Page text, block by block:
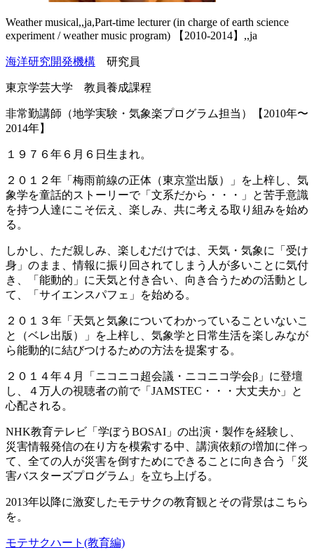
Weather musical,,ja,Part-time lecturer (in charge of earth science
experiment / weather music program) 【2010-2014】,,ja
海洋研究開発機構 研究員
東京学芸大学 教員養成課程
非常勤講師（地学実験・気象楽プログラム担当）【2010年〜
2014年】
１９７６年６月６日生まれ。
２０１２年「梅雨前線の正体（東京堂出版）」を上梓し、気
象学を童話的ストーリーで「文系だから・・・」と苦手意識
を持つ人達にこそ伝え、楽しみ、共に考える取り組みを始め
る。
しかし、ただ親しみ、楽しむだけでは、天気・気象に「受け
身」のまま、情報に振り回されてしまう人が多いことに気付
き、「能動的」に天気と付き合い、向き合うための活動とし
て、「サイエンスパフェ」を始める。
２０１３年「天気と気象についてわかっていることいないこ
と（ベレ出版）」を上梓し、気象学と日常生活を楽しみなが
ら能動的に結びつけるための方法を提案する。
２０１４年４月「ニコニコ超会議・ニコニコ学会β」に登壇
し、４万人の視聴者の前で「JAMSTEC・・・大丈夫か」と
心配される。
NHK教育テレビ「学ぼうBOSAI」の出演・製作を経験し、
災害情報発信の在り方を模索する中、講演依頼の増加に伴っ
て、全ての人が災害を倒すためにできることに向き合う「災
害バスターズプログラム」を立ち上げる。
2013年以降に激変したモテサクの教育観とその背景はこちら
を。
モテサクハート(教育編)